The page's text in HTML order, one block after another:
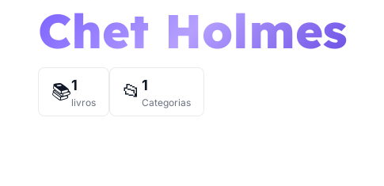
Chet Holmes
📚1
livros 📂 1
Categorias